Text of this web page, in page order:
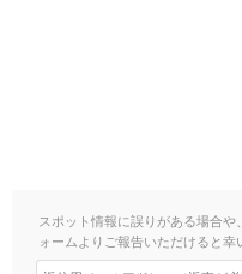
スポット情報に誤りがある場合
ォームよりご報告いただけると幸